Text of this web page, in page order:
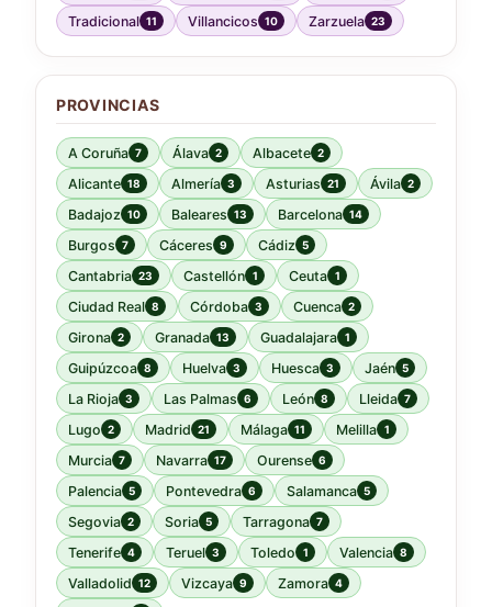
Tradicional 11 Villancicos 10 Zarzuela 23
PROVINCIAS
A Coruña 7 Álava 2 Albacete 2
Alicante 18 Almería 3 Asturias 21 Ávila 2
Badajoz 10 Baleares 13 Barcelona 14
Burgos 7 Cáceres 9 Cádiz 5
Cantabria 23 Castellón 1 Ceuta 1
Ciudad Real 8 Córdoba 3 Cuenca 2
Girona 2 Granada 13 Guadalajara 1
Guipúzcoa 8 Huelva 3 Huesca 3 Jaén 5
La Rioja 3 Las Palmas 6 León 8 Lleida 7
Lugo 2 Madrid 21 Málaga 11 Melilla 1
Murcia 7 Navarra 17 Ourense 6
Palencia 5 Pontevedra 6 Salamanca 5
Segovia 2 Soria 5 Tarragona 7
Tenerife 4 Teruel 3 Toledo 1 Valencia 8
Valladolid 12 Vizcaya 9 Zamora 4